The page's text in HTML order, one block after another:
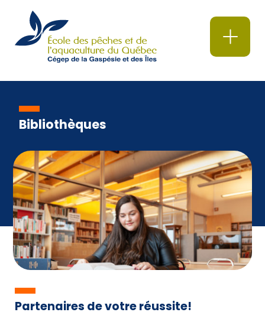
Cafétéria
Bibliothèques
Bibliothèques
Partenaires de votre réussite!